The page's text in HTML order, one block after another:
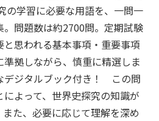
の学習に必要な用語を、一問一
問題数は約2700問。定期試験
思われる基本事項・重要事項
拠しながら、慎重に精選しま
デジタルブック付き！ この問
よって、世界史探究の知識が
た、必要に応じて理解を深め